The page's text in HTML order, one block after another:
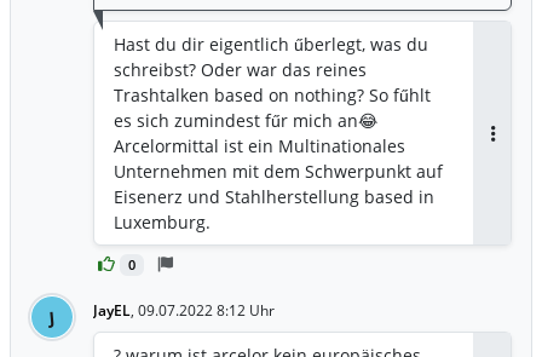
0
Hast du dir eigentlich űberlegt, was du
schreibst? Oder war das reines
Trashtalken based on nothing? So fűhlt
es sich zumindest fűr mich an😂
Arcelormittal ist ein Multinationales
Unternehmen mit dem Schwerpunkt auf
Eisenerz und Stahlherstellung based in
Luxemburg.
J JayEL, 09.07.2022 8:12 Uhr